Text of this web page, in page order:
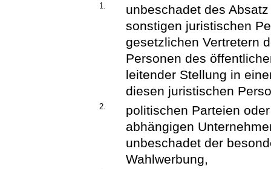
1.
unbeschadet des
sonstigen juristischen
gesetzlichen Vertretern
Personen des
leitender Stellung in
diesen juristischen
2.
politischen Parteien
abhängigen
unbeschadet der
Wahlwerbung,